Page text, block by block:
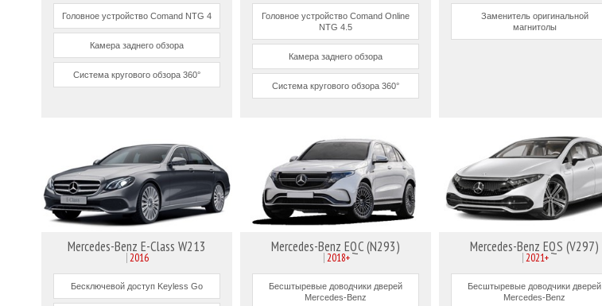
Головное устройство Comand NTG 4
Камера заднего обзора
Система кругового обзора 360°
Головное устройство Comand Online
NTG 4.5
Камера заднего обзора
Система кругового обзора 360°
Заменитель оригинальной
магнитолы
Mercedes-Benz E-Class W213
2016
Бесключевой доступ Keyless Go
Mercedes-Benz EQC (N293)
2018+
Бесштыревые доводчики дверей
Mercedes-Benz
Mercedes-Benz EQS (V297)
2021+
Бесштыревые доводчики дверей
Mercedes-Benz